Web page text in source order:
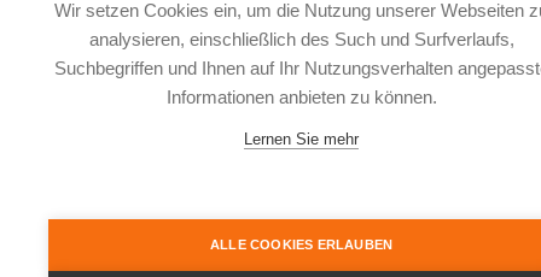
Leistungsträger:
Europ Assistance SA, Niederlassung
für Deutschland, Adenauerring 9,
Versicherungsbedingungen
Versicherungsprodukten (IPID)
Wir setzen Cookies ein, um die Nutzung unserer Webseiten
analysieren, einschließlich des Such und Surfverlaufs,
Suchbegriffen und Ihnen auf Ihr Nutzungsverhalten
Informationen anbieten zu können.
Lernen Sie mehr
ALLE COOKIES ERLAUBEN